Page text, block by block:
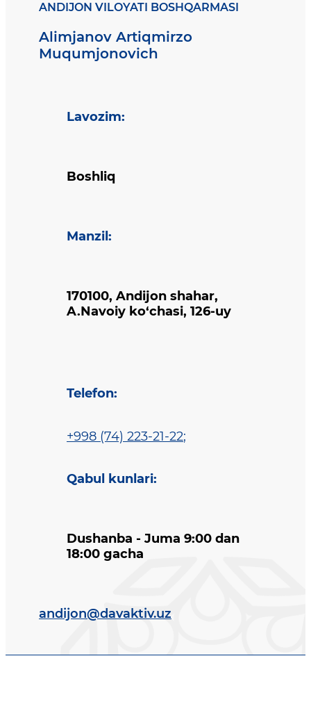
ANDIJON VILOYATI BOSHQARMASI
Alimjanov Artiqmirzo
Muqumjonovich
Lavozim:
Boshliq
Manzil :
170100, Andijon shahar,
A.Navoiy ko‘chasi, 126-uy
Telefon:
+998 (74) 223-21-22;
Qabul kunlari:
Dushanba - Juma 9:00 dan
18:00 gacha
andijon@davaktiv.uz